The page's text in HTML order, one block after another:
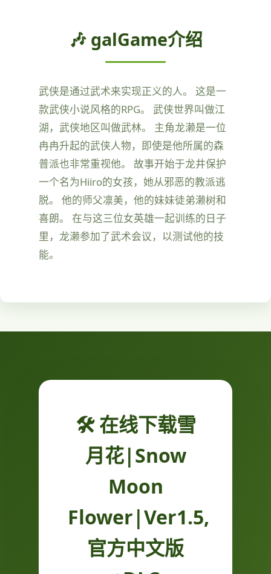
🎶 galGame介绍
武侠是通过武术来实现正义的人。 这是一
款武侠小说风格的RPG。 武侠世界叫做江
湖，武侠地区叫做武林。 主角龙濑是一位
冉冉升起的武侠人物，即使是他所属的森
普派也非常重视他。 故事开始于龙井保护
一个名为Hiiro的女孩，她从邪恶的教派逃
脱。 他的师父凛美，他的妹妹徒弟濑树和
喜朗。 在与这三位女英雄一起训练的日子
里，龙濑参加了武术会议，以测试他的技
能。
🛠️ 在线下载雪
月花|Snow
Moon
Flower|Ver1.5,
官方中文版